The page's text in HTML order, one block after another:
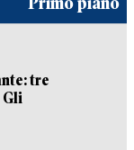
tre
Gli